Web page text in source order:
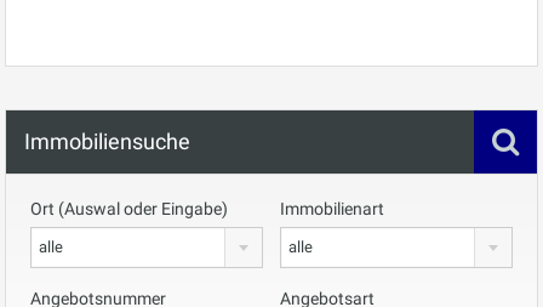
Immobiliensuche
Ort (Auswal oder Eingabe)
alle
Immobilienart
alle
Angebotsnummer Angebotsart